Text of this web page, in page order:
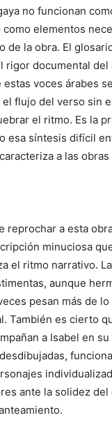
no funcionan
elementos
de la obra. El
rigor documental del
voces árabes
flujo del verso sin
el ritmo. Es la
esa síntesis difícil
a las
reprochar a esta
minuciosa
el ritmo narrativo.
aunque
pesan más de
También es cierto
a Isabel en
ante la solidez